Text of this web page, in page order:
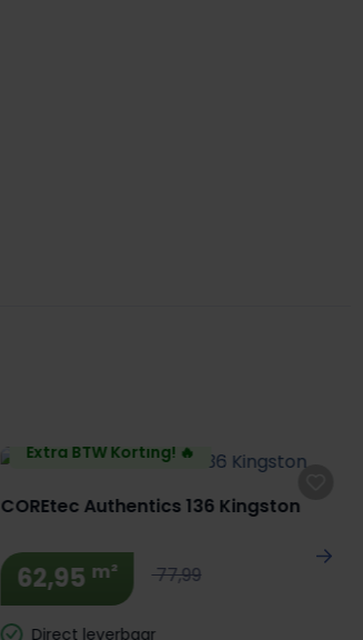
Extra BTW Korting! 🔥
COREtec Authentics 136 Kingston
62,95 m² 77,99
Direct leverbaar